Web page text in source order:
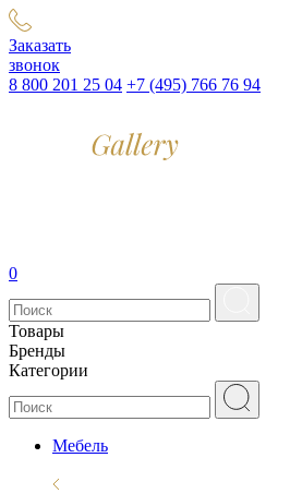
Заказать
звонок
8 800 201 25 04 +7 (495) 766 76 94
0
Товары
Бренды
Категории
Мебель